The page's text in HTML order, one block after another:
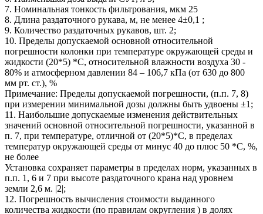
7. Номинальная тонкость фильтрования, мкм 25
8. Длина раздаточного рукава, м, не менее 4±0,1 ;
9. Количество раздаточных рукавов, шт. 2;
10. Пределы допускаемой основной относительной
погрешности колонки при температуре окружающей среды и
жидкости (20*5) *С, относительной влажности воздуха 30 -
80% и атмосферном давлении 84 – 106,7 кПа (от 630 до 800
мм рт. ст.), %
Примечание: Пределы допускаемой погрешности, (п.п. 7, 8)
при измерении минимальной дозы должны быть удвоены ±1;
11. Наибольшие допускаемые изменения действительных
значений основной относительной погрешности, указанной в
п. 7, при температуре, отличной от (20*5)*С, в пределах
температур окружающей среды от минус 40 до плюс 50 *С, %,
не более
Установка сохраняет параметры в пределах норм, указанных в
п.п. 1, 6 и 7 при высоте раздаточного крана над уровнем
земли 2,6 м. |2|;
12. Погрешность вычисления стоимости выданного
количества жидкости (по правилам округления ) в долях